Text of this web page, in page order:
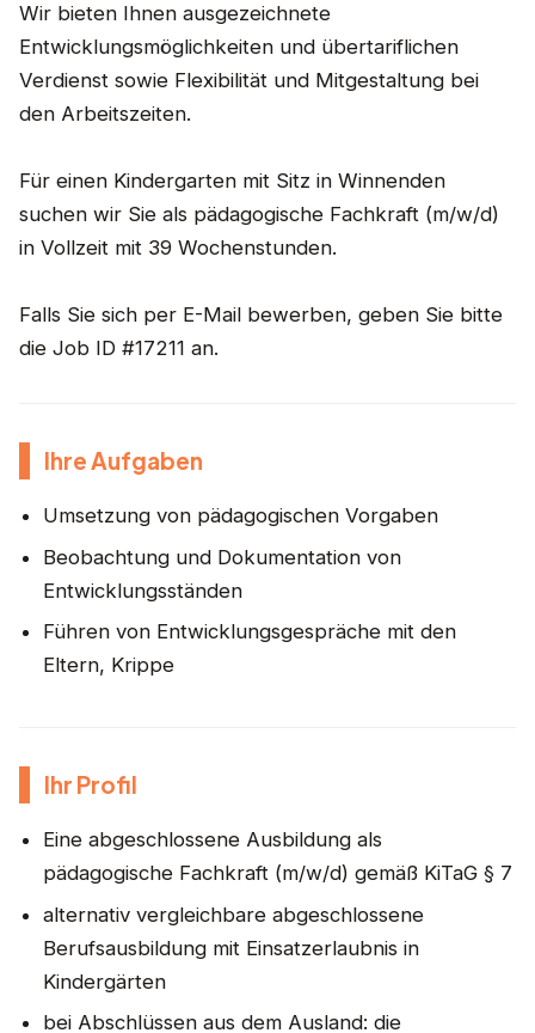
Wir bieten Ihnen ausgezeichnete
Entwicklungsmöglichkeiten und übertariflichen
Verdienst sowie Flexibilität und Mitgestaltung bei
den Arbeitszeiten.
Für einen Kindergarten mit Sitz in Winnenden
suchen wir Sie als pädagogische Fachkraft (m/w/d)
in Vollzeit mit 39 Wochenstunden.
Falls Sie sich per E-Mail bewerben, geben Sie bitte
die Job ID #17211 an.
Ihre Aufgaben
Umsetzung von pädagogischen Vorgaben
Beobachtung und Dokumentation von
Entwicklungsständen
Führen von Entwicklungsgespräche mit den
Eltern, Krippe
Ihr Profil
Eine abgeschlossene Ausbildung als
pädagogische Fachkraft (m/w/d) gemäß KiTaG § 7
alternativ vergleichbare abgeschlossene
Berufsausbildung mit Einsatzerlaubnis in
Kindergärten
bei Abschlüssen aus dem Ausland: die